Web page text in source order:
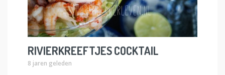
RIVIERKREEFTJES COCKTAIL
8 jaren geleden